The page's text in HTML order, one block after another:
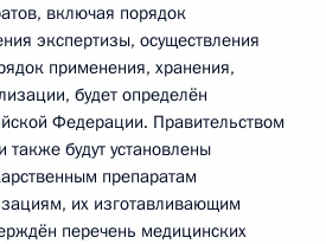
включая порядок
экспертизы, осуществления
применения, хранения,
будет определён
Федерации. Правительством
будут установлены
препаратам
их изготавливающим
перечень медицинских